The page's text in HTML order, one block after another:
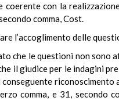
con la
comma, Cost.
l’accoglimento delle
che le questioni non
il giudice per le indagini
comma, e 31, secondo